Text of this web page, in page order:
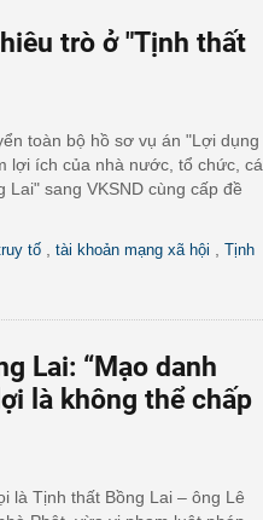
trò ở "Tịnh thất
toàn bộ hồ sơ vụ án "Lợi dụng
lợi ích của nhà nước, tổ chức, cá
Lai" sang VKSND cùng cấp đề
tố tài khoản mạng xã hội
Tịnh
Lai: “Mạo danh
là không thể chấp
là Tịnh thất Bồng Lai – ông Lê